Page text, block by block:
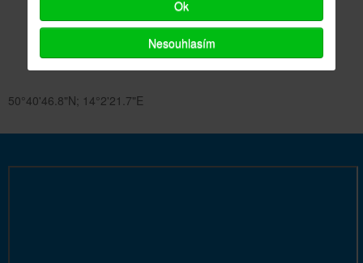
50°40'46.8"N; 14°2'21.7"E
Ok
Nesouhlasím